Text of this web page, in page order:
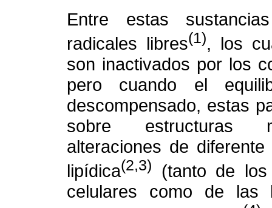
Entre estas
radicales libres(1), los
son inactivados por los
pero cuando el
descompensado, estas
sobre estructuras
alteraciones de
lipídica(2,3)
(tanto de
celulares como de las